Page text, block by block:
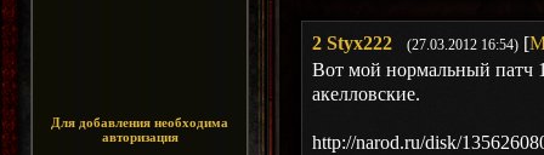
Для добавления необходима
авторизация
2 Styx222 (27.03.2012 16:54) [
Вот мой нормальный патч
акелловские.
http://narod.ru/disk/